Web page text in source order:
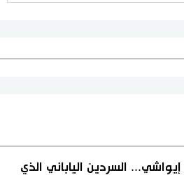
إيواشي... السردين الياباني الذي